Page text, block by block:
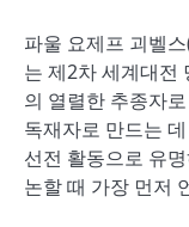
파울 요제프 괴벨
는 제2차 세계대전
의 열렬한 추종자
독재자로 만드는
선전 활동으로 유
논할 때 가장 먼저